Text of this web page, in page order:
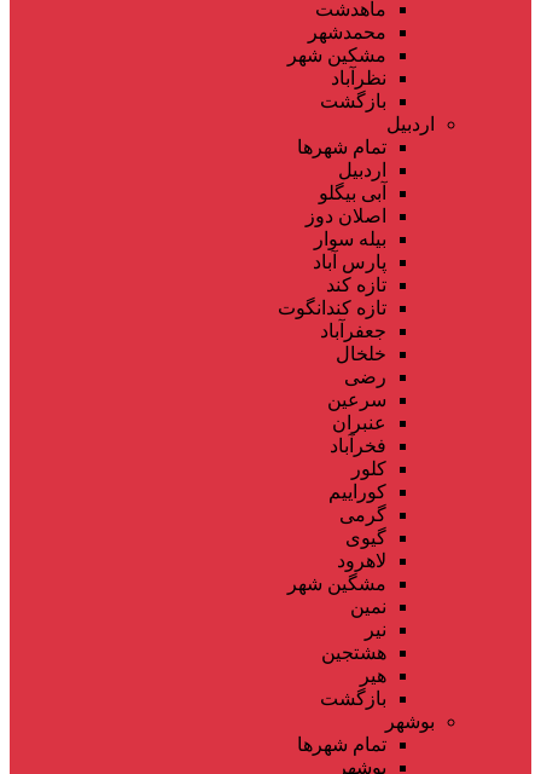
ماهدشت
محمدشهر
مشکین شهر
نظرآباد
بازگشت
اردبیل
تمام شهر‌ها
اردبیل
آبی بیگلو
اصلان دوز
بیله سوار
پارس آباد
تازه کند
تازه کندانگوت
جعفرآباد
خلخال
رضی
سرعین
عنبران
فخرآباد
کلور
کوراییم
گرمی
گیوی
لاهرود
مشگین شهر
نمین
نیر
هشتجین
هیر
بازگشت
بوشهر
تمام شهر‌ها
بوشهر